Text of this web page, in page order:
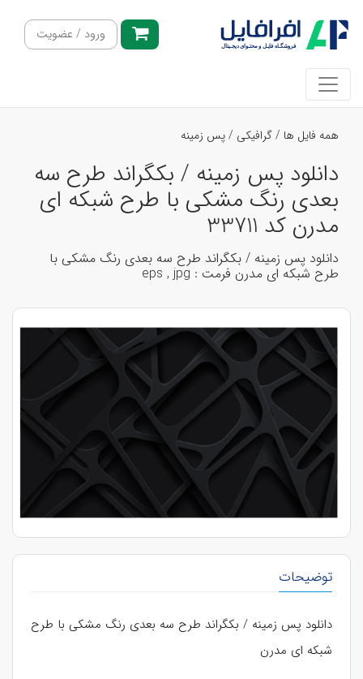
ورود / عضویت
همه فایل ها /گرافیکی /پس زمینه
دانلود پس زمینه / بکگراند طرح سه
بعدی رنگ مشکی با طرح شبکه ای
مدرن کد 33711
دانلود پس زمینه / بکگراند طرح سه بعدی رنگ مشکی با
طرح شبکه ای مدرن فرمت : eps , jpg
توضیحات
دانلود پس زمینه / بکگراند طرح سه بعدی رنگ مشکی با طرح
شبکه ای مدرن